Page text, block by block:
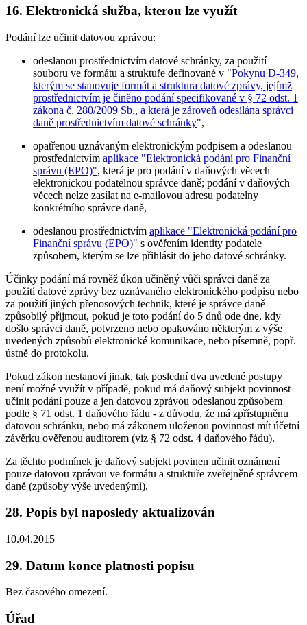
16. Elektronická služba, kterou lze využít
Podání lze učinit datovou zprávou:
odeslanou prostřednictvím datové schránky, za použití
souboru ve formátu a struktuře definované v "Pokynu D-349,
kterým se stanovuje formát a struktura datové zprávy, jejímž
prostřednictvím je činěno podání specifikované v § 72 odst. 1
zákona č. 280/2009 Sb., a která je zároveň odesílána správci
daně prostřednictvím datové schránky",
opatřenou uznávaným elektronickým podpisem a odeslanou
prostřednictvím aplikace "Elektronická podání pro Finanční
správu (EPO)", která je pro podání v daňových věcech
elektronickou podatelnou správce daně; podání v daňových
věcech nelze zasílat na e-mailovou adresu podatelny
konkrétního správce daně,
odeslanou prostřednictvím aplikace "Elektronická podání pro
Finanční správu (EPO)" s ověřením identity podatele
způsobem, kterým se lze přihlásit do jeho datové schránky.
Účinky podání má rovněž úkon učiněný vůči správci daně za
použití datové zprávy bez uznávaného elektronického podpisu nebo
za použití jiných přenosových technik, které je správce daně
způsobilý přijmout, pokud je toto podání do 5 dnů ode dne, kdy
došlo správci daně, potvrzeno nebo opakováno některým z výše
uvedených způsobů elektronické komunikace, nebo písemně, popř.
ústně do protokolu.
Pokud zákon nestanoví jinak, tak poslední dva uvedené postupy
není možné využít v případě, pokud má daňový subjekt povinnost
učinit podání pouze a jen datovou zprávou odeslanou způsobem
podle § 71 odst. 1 daňového řádu - z důvodu, že má zpřístupněnu
datovou schránku, nebo má zákonem uloženou povinnost mít účetní
závěrku ověřenou auditorem (viz § 72 odst. 4 daňového řádu).
Za těchto podmínek je daňový subjekt povinen učinit oznámení
pouze datovou zprávou ve formátu a struktuře zveřejněné správcem
daně (způsoby výše uvedenými).
28. Popis byl naposledy aktualizován
10.04.2015
29. Datum konce platnosti popisu
Bez časového omezení.
Úřad